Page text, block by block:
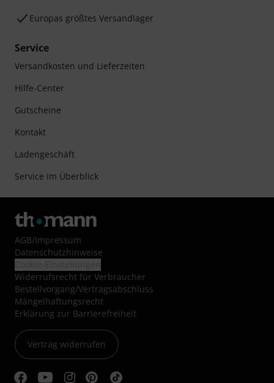
Europas größtes Versandlager
Service
Versandkosten und Lieferzeiten
Hilfe-Center
Gutscheine
Kontakt
Ladengeschäft
Service im Überblick
AGB/Impressum
Datenschutzhinweise
Widerrufsrecht für Verbraucher
Bestellvorgang/Vertragsabschluss
Mängelhaftungsrecht
Erklärung zur Barrierefreiheit
Vertrag widerrufen